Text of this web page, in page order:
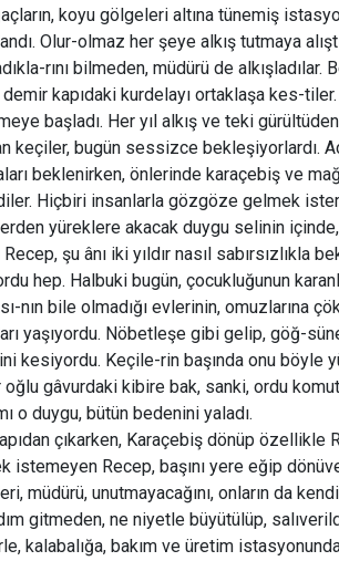
koyu gölgeleri altına tünemiş
Olur-olmaz her şeye alkış tutmaya
rını bilmeden, müdürü de
kapıdaki kurdelayı ortaklaşa kes-tiler.
başladı. Her yıl alkış ve teki
keçiler, bugün sessizce bekleşiyorlardı.
beklenirken, önlerinde karaçebiş ve
Hiçbiri insanlarla gözgöze gelmek
yüreklere akacak duygu selinin içinde,
Recep, şu ânı iki yıldır nasıl sabırsızlıkla
hep. Halbuki bugün, çocukluğunun
nın bile olmadığı evlerinin, omuzlarına
yaşıyordu. Nöbetleşe gibi gelip, göğ-
kesiyordu. Keçile-rin başında onu böyle
oğlu gâvurdaki kibire bak, sanki, ordu
o duygu, bütün bedenini yaladı.
çıkarken, Karaçebiş dönüp özellikle
istemeyen Recep, başını yere eğip
müdürü, unutmayacağını, onların da
gitmeden, ne niyetle büyütülüp,
kalabalığa, bakım ve üretim